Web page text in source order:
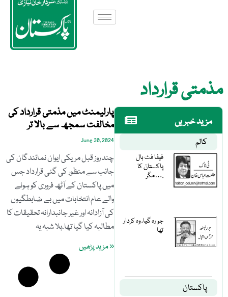
مذمتی قرارداد
مزید خبریں
کالم
فیفا فٹ بال
پاکستان کا
مگر….
جو رہ گیا، وہ کردار
تھا
پاکستان
پارلیمنٹ میں مذمتی قرارداد کی
مخالفت سمجھ سے بالا تر
June 30, 2024
چند روز قبل مریکی ایوان نمائندگان کی
جانب سے منظور کی گئی قرارداد جس
میں پاکستان کے آٹھ فروری کو ہونے
والے عام انتخابات میں بے ضابطگیوں
کی آزادانہ اور غیر جانبدارانہ تحقیقات کا
مطالبہ کیا گیا تھا،بلا شبہ یہ
« مزید پڑھیں